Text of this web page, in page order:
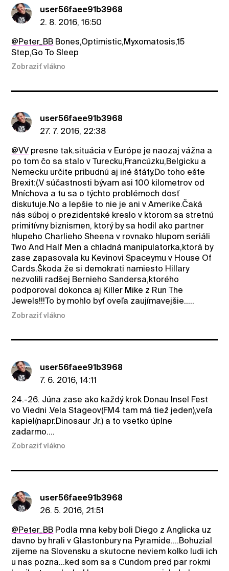
user56faee91b3968
2. 8. 2016, 16:50
@Peter_BB Bones,Optimistic,Myxomatosis,15
Step,Go To Sleep
Zobraziť vlákno
user56faee91b3968
27. 7. 2016, 22:38
@VV presne tak.situácia v Európe je naozaj vážna a
po tom čo sa stalo v Turecku,Francúzku,Belgicku a
Nemecku určite pribudnú aj iné štáty.Do toho ešte
Brexit:(.V súčastnosti bývam asi 100 kilometrov od
Mníchova a tu sa o týchto problémoch dosť
diskutuje.No a lepšie to nie je ani v Amerike.Čaká
nás súboj o prezidentské kreslo v ktorom sa stretnú
primitívny biznismen, ktorý by sa hodil ako partner
hlupeho Charlieho Sheena v rovnako hlupom seriáli
Two And Half Men a chladná manipulatorka,ktorá by
zase zapasovala ku Kevinovi Spaceymu v House Of
Cards.Škoda že si demokrati namiesto Hillary
nezvolili radšej Bernieho Sandersa,ktorého
podporoval dokonca aj Killer Mike z Run The
Jewels!!!To by mohlo byť oveľa zaujímavejšie.....
Zobraziť vlákno
user56faee91b3968
7. 6. 2016, 14:11
24.-26. Júna zase ako každý krok Donau Insel Fest
vo Viedni .Vela Stageov(FM4 tam má tiež jeden),veľa
kapiel(napr.Dinosaur Jr.) a to vsetko úplne
zadarmo....
Zobraziť vlákno
user56faee91b3968
26. 5. 2016, 21:51
@Peter_BB Podla mna keby boli Diego z Anglicka uz
davno by hrali v Glastonbury na Pyramide....Bohuzial
zijeme na Slovensku a skutocne neviem kolko ludi ich
u nas pozna...ked som sa s Cundom pred par rokmi